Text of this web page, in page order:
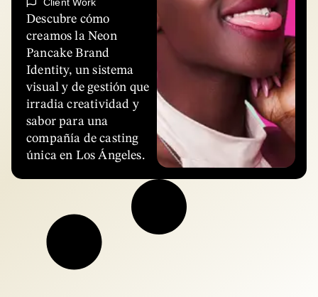
Descubre cómo
creamos la Neon
Pancake Brand
Identity, un sistema
visual y de gestión que
irradia creatividad y
sabor para una
compañía de casting
única en Los Ángeles.